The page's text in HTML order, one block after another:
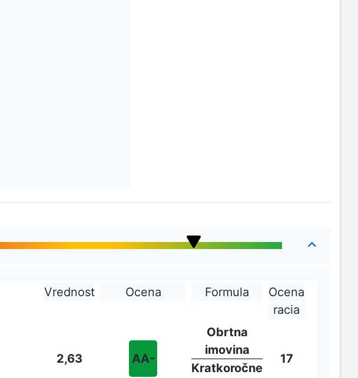
Vrednost Ocena Formula
Ocena
racia
2,63 AA-
Obrtna
imovina
Kratkoročne
17